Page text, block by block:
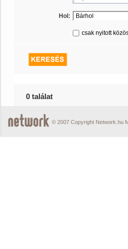
Hol:
csak nyitott
0 találat
© 2007 Copyright Network.hu